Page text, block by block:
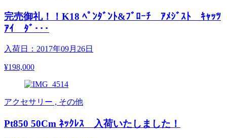
完売御礼！！K18 ﾍﾟﾝﾀﾞﾝﾄ&ﾌﾞﾛｰﾁ ｱﾒｼﾞｽﾄ ｷｬｯﾂ
ｱｲ ﾀﾞ･･･
入荷日：2017年09月26日
¥198,000
アクセサリー , その他
Pt850 50Cm ﾈｯｸﾚｽ 入荷いたしました！